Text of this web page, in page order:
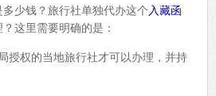
少钱？旅行社单独代办这个 入藏函
这里需要明确的是：
授权的当地旅行社才可以办理，并持